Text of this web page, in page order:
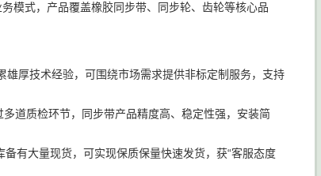
模式，产品覆盖橡胶同步带、同步轮、齿轮等核心品
厚技术经验，可围绕市场需求提供非标定制服务，支持
道质检环节，同步带产品精度高、稳定性强，安装简
有大量现货，可实现保质保量快速发货，获“客服态度